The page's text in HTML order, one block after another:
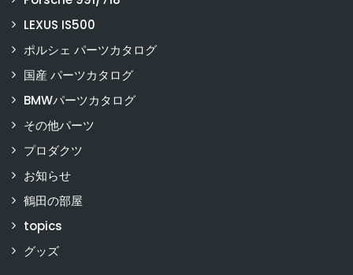
LEXUS IS500
ポルシェ パーツカタログ
国産 パーツカタログ
BMWパーツカタログ
その他パーツ
プロダクツ
お知らせ
鶴田の部屋
topics
グッズ